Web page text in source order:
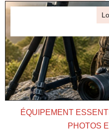
ÉQUIPEMENT
PHOTOS